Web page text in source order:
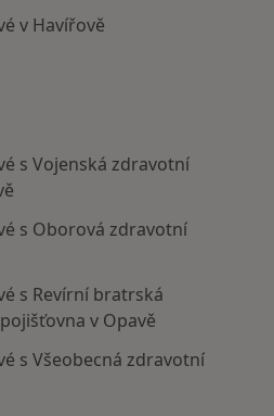
v Havířově
s Vojenská zdravotní
s Oborová zdravotní
s Revírní bratrská
v Opavě
s Všeobecná zdravotní